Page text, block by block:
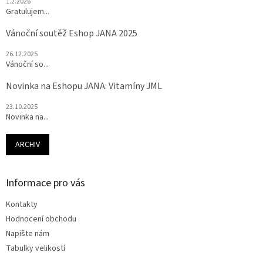
Gratulujem...
Vánoční soutěž Eshop JANA 2025
26.12.2025
Vánoční so...
Novinka na Eshopu JANA: Vitamíny JML
23.10.2025
Novinka na...
ARCHIV
Informace pro vás
Kontakty
Hodnocení obchodu
Napište nám
Tabulky velikostí